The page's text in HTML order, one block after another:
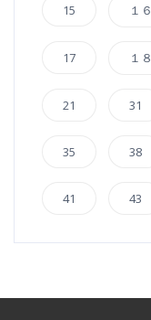
15 １６
17 １８
21 31
35 38
41 43